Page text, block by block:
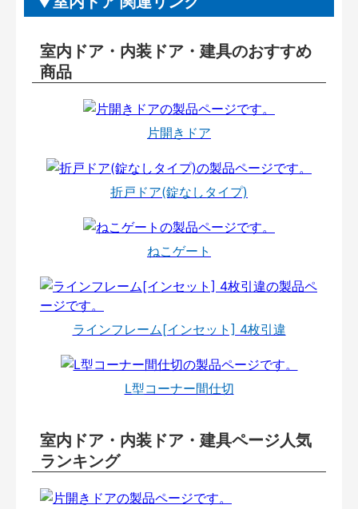
室内ドア・内装ドア・建具のおすすめ
商品
片開きドア
折戸ドア(錠なしタイプ)
ねこゲート
ラインフレーム[インセット] 4枚引違
L型コーナー間仕切
室内ドア・内装ドア・建具ページ人気
ランキング